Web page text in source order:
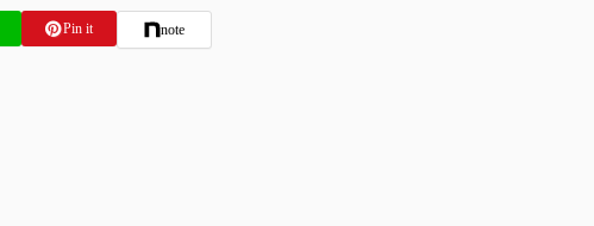
Pin it note